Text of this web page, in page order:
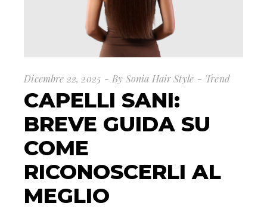
Dicembre 22, 2025 By Sonia Hair Style Trend
CAPELLI SANI:
BREVE GUIDA SU
COME
RICONOSCERLI AL
MEGLIO